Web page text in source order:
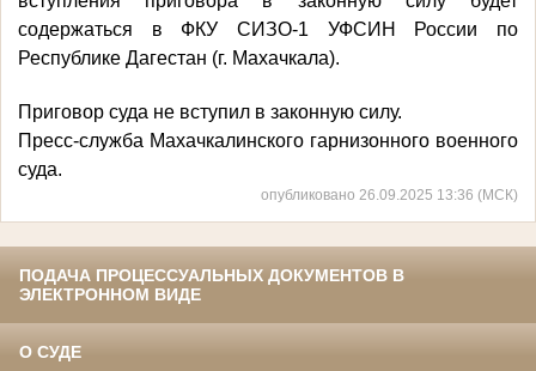
содержаться в ФКУ СИЗО-1 УФСИН России по
Республике Дагестан (г. Махачкала).
Приговор суда не вступил в законную силу.
Пресс-служба Махачкалинского гарнизонного военного
суда.
опубликовано 26.09.2025 13:36 (МСК)
ПОДАЧА ПРОЦЕССУАЛЬНЫХ ДОКУМЕНТОВ В
ЭЛЕКТРОННОМ ВИДЕ
О СУДЕ